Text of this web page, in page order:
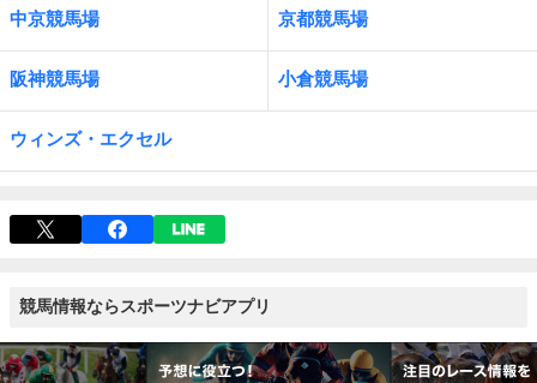
中京競馬場 京都競馬場
阪神競馬場 小倉競馬場
ウィンズ・エクセル
競馬情報ならスポーツナビアプリ